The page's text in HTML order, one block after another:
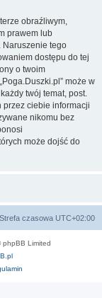
obraźliwym,
prawem lub
Naruszenie tego
dostępu do tej
o twoim
może w
twój temat, post.
przez ciebie informacji
nikomu bez
może dojść do
Strefa czasowa UTC+02:00
Limited